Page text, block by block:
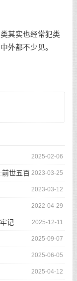
其实也经常犯类
外都不少见。
2025-02-06
2023-03-25
前世五百
2023-03-12
2022-04-29
2025-12-11
记
2025-09-07
2025-06-05
2025-04-12